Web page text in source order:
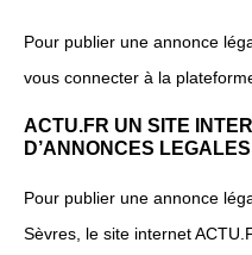
Pour publier une annonce
vous connecter à la
ACTU.FR UN SITE
D’ANNONCES LEGALES
Pour publier une annonce
Sèvres, le site internet